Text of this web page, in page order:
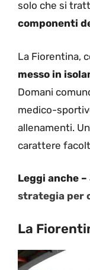
solo che si
componenti
La Fiorentina,
messo in
Domani
medico-
allenamenti.
carattere
Leggi anche –
strategia per
La